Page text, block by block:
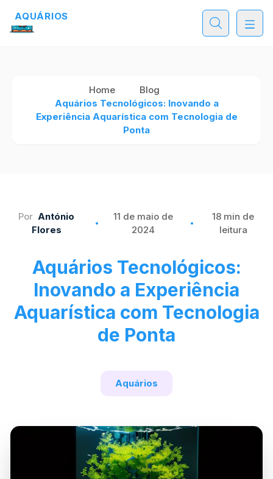
Home
Blog
Aquários Tecnológicos: Inovando a
Experiência Aquarística com Tecnologia de
Ponta
Por António
Flores
11 de maio de
2024
18 min de
leitura
Aquários Tecnológicos:
Inovando a Experiência
Aquarística com Tecnologia
de Ponta
Aquários
AQUÁRIOS
AQUÁRIOS
AQUÁRIOS